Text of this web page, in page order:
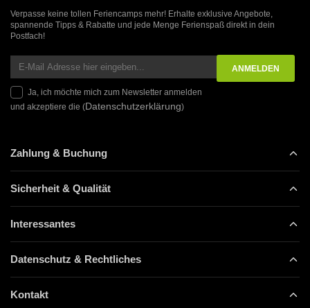
Verpasse keine tollen Feriencamps mehr! Erhalte exklusive Angebote,
spannende Tipps & Rabatte und jede Menge Ferienspaß direkt in dein
Postfach!
Ja, ich möchte mich zum Newsletter anmelden
und akzeptiere die (Datenschutzerklärung)
Zahlung & Buchung
Sicherheit & Qualität
Interessantes
Datenschutz & Rechtliches
Kontakt